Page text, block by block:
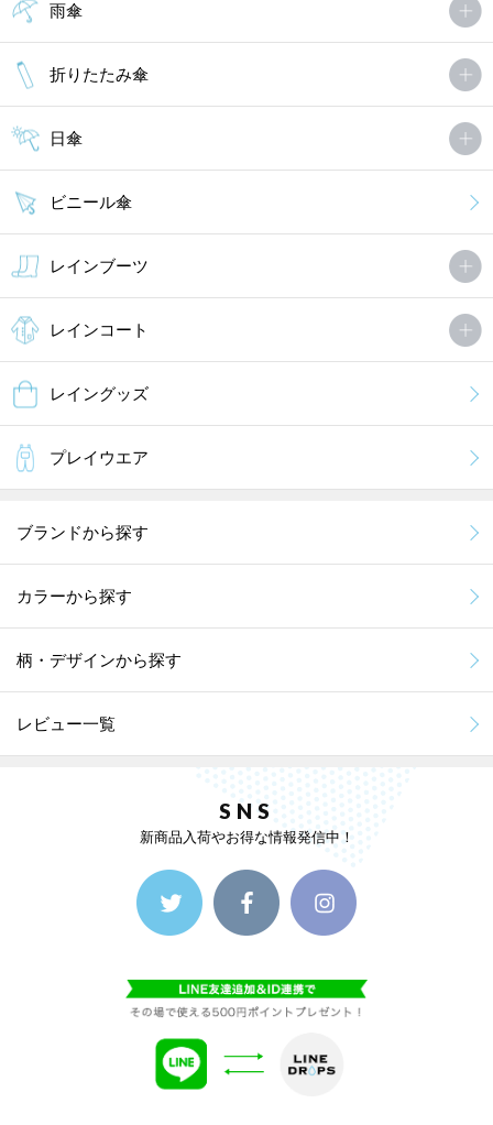
雨傘
折りたたみ傘
日傘
ビニール傘
レインブーツ
レインコート
レイングッズ
プレイウエア
ブランドから探す
カラーから探す
柄・デザインから探す
レビュー一覧
SNS
新商品入荷やお得な情報発信中！